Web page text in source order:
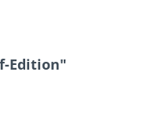
Edition"